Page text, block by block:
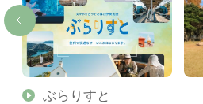
ぶらりすと